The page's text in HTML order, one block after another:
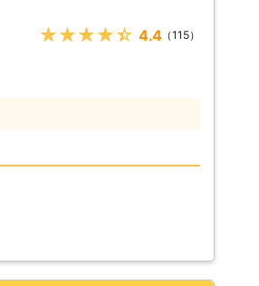
さまの元へ駆け付けることで
からこそ、どのルートを使えば
★★★★★ 4.4（115）